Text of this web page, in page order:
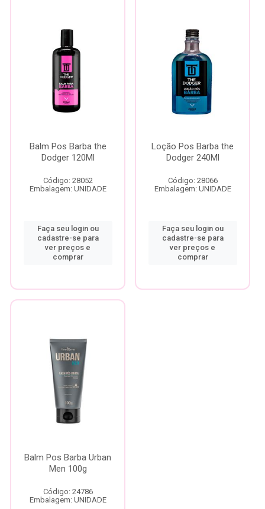
Balm Pos Barba the
Dodger 120Ml
Código: 28052
Embalagem: UNIDADE
Faça seu login ou
cadastre-se para
ver preços e
comprar
Loção Pos Barba the
Dodger 240Ml
Código: 28066
Embalagem: UNIDADE
Faça seu login ou
cadastre-se para
ver preços e
comprar
Balm Pos Barba Urban
Men 100g
Código: 24786
Embalagem: UNIDADE